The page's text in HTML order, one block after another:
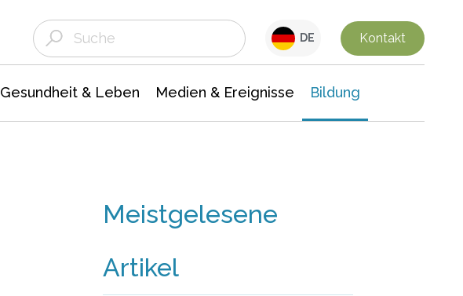
DE Kontakt
Gesundheit & Leben Medien & Ereignisse Bildung
Meistgelesene
Artikel